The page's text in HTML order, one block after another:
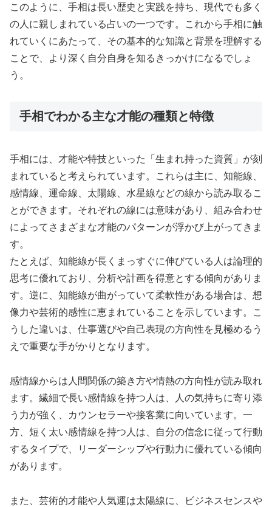
このように、手相は長い歴史と実践を持ち、現代でも多く
の人に親しまれている占いの一つです。これから手相に触
れていくにあたって、その基本的な知識と背景を理解する
ことで、より深く自分自身を知るきっかけになるでしょ
う。
手相でわかる主な才能の種類と特徴
手相には、才能や特技といった「生まれ持った資質」が刻
まれていると考えられています。これらは主に、知能線、
感情線、運命線、太陽線、水星線などの線から読み取るこ
とができます。それぞれの線には意味があり、組み合わせ
によってさまざまな才能のパターンが浮かび上がってきま
す。
たとえば、知能線が長くまっすぐに伸びている人は論理的
思考に優れており、分析や計画を得意とする傾向がありま
す。逆に、知能線が曲がっていて柔軟性がある場合は、想
像力や芸術的感性に恵まれていることを示しています。こ
うした違いは、仕事選びや自己表現の方向性を見極めるう
えで重要な手がかりとなります。
感情線からは人間関係の築き方や情熱の方向性が読み取れ
ます。繊細で長い感情線を持つ人は、人の気持ちに寄り添
う力が強く、カウンセラーや接客業に向いています。一
方、短く太い感情線を持つ人は、自分の信念に従って行動
するタイプで、リーダーシップや行動力に優れている傾向
があります。
また、芸術的才能や人気運は太陽線に、ビジネスセンスや